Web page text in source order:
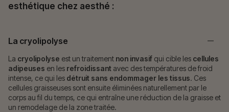
esthétique chez aesthé :
La cryolipolyse
La cryolipolyse est un traitement non invasif qui cible les cellules
adipeuses en les refroidissant avec des températures de froid
intense, ce qui les détruit sans endommager les tissus. Ces
cellules graisseuses sont ensuite éliminées naturellement par le
corps au fil du temps, ce qui entraîne une réduction de la graisse et
un remodelage de la zone traitée.